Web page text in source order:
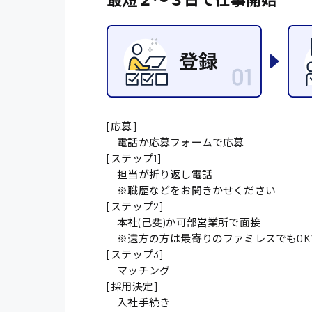
[応募]
電話か応募フォームで応募
[ステップ1]
担当が折り返し電話
※職歴などをお聞きかせください
[ステップ2]
本社(己斐)か可部営業所で面接
※遠方の方は最寄りのファミレスでも
[ステップ3]
マッチング
[採用決定]
入社手続き